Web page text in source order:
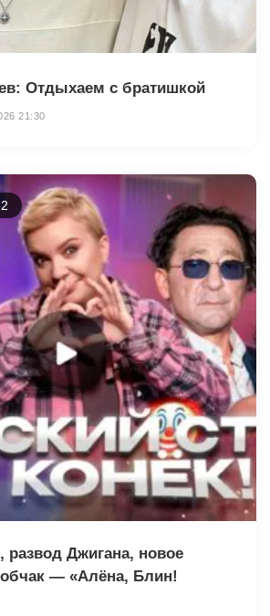
Отдыхаем с братишкой
21:30
Джигана, новое
— «Алёна, Блин!